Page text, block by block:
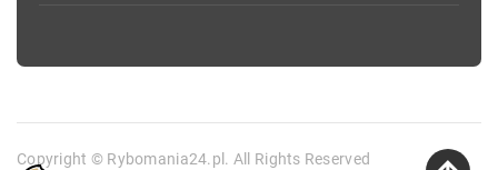
Copyright © Rybomania24.pl. All Rights Reserved